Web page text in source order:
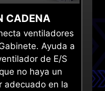
CADENA
ventiladores
Ayuda a
de E/S
no haya un
adecuado en la